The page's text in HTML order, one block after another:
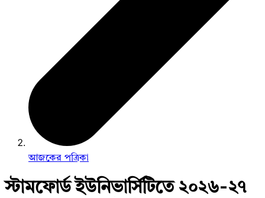
আজকের পত্রিকা
স্টামফোর্ড ইউনিভার্সিটিতে ২০২৬-২৭